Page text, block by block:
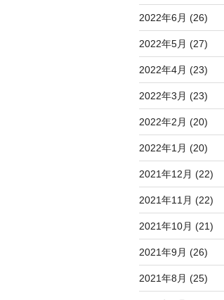
2022年6月 (26)
2022年5月 (27)
2022年4月 (23)
2022年3月 (23)
2022年2月 (20)
2022年1月 (20)
2021年12月 (22)
2021年11月 (22)
2021年10月 (21)
2021年9月 (26)
2021年8月 (25)